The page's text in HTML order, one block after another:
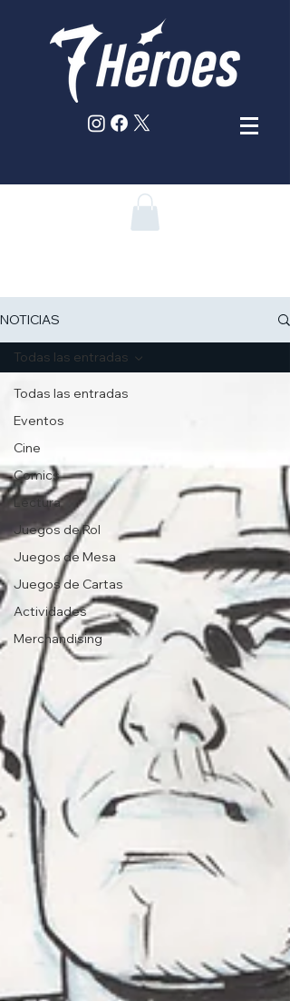
NOTICIAS
Todas las entradas
Eventos
Cine
Comics
Lectura
Juegos de Rol
Juegos de Mesa
Juegos de Cartas
Actividades
Merchandising
Todas las entradas